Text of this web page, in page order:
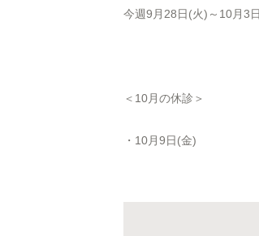
今週9月28日(火)～10月3
＜10月の休診＞
・10月9日(金)